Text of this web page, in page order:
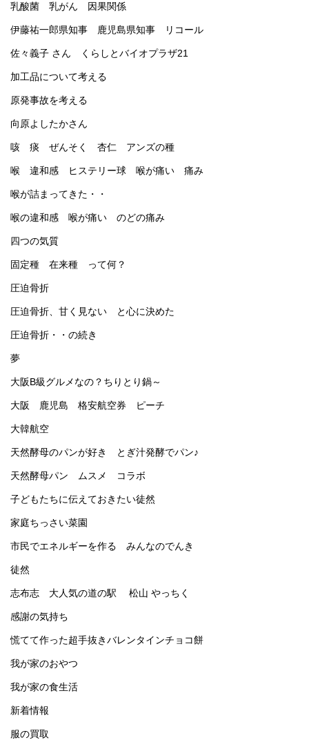
乳酸菌 乳がん 因果関係
伊藤祐一郎県知事 鹿児島県知事 リコール
佐々義子 さん くらしとバイオプラザ21
加工品について考える
原発事故を考える
向原よしたかさん
咳 痰 ぜんそく 杏仁 アンズの種
喉 違和感 ヒステリー球 喉が痛い 痛み
喉が詰まってきた・・
喉の違和感 喉が痛い のどの痛み
四つの気質
固定種 在来種 って何？
圧迫骨折
圧迫骨折、甘く見ない と心に決めた
圧迫骨折・・の続き
夢
大阪B級グルメなの？ちりとり鍋～
大阪 鹿児島 格安航空券 ピーチ
大韓航空
天然酵母のパンが好き とぎ汁発酵でパン♪
天然酵母パン ムスメ コラボ
子どもたちに伝えておきたい徒然
家庭ちっさい菜園
市民でエネルギーを作る みんなのでんき
徒然
志布志 大人気の道の駅 松山 やっちく
感謝の気持ち
慌てて作った超手抜きバレンタインチョコ餅
我が家のおやつ
我が家の食生活
新着情報
服の買取